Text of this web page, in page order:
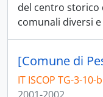
del centro storico
comunali diversi
IT ISCOP TG-3-10-